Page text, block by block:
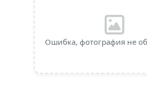
Ошибка, фотография не